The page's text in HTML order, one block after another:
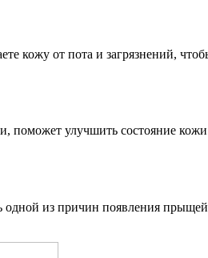
кожу от пота и загрязнений,
поможет улучшить состояние
одной из причин появления